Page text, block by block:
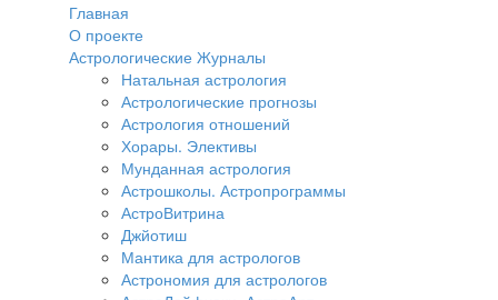
Главная
О проекте
Астрологические Журналы
Натальная астрология
Астрологические прогнозы
Астрология отношений
Хорары. Элективы
Мунданная астрология
Астрошколы. Астропрограммы
АстроВитрина
Джйотиш
Мантика для астрологов
Астрономия для астрологов